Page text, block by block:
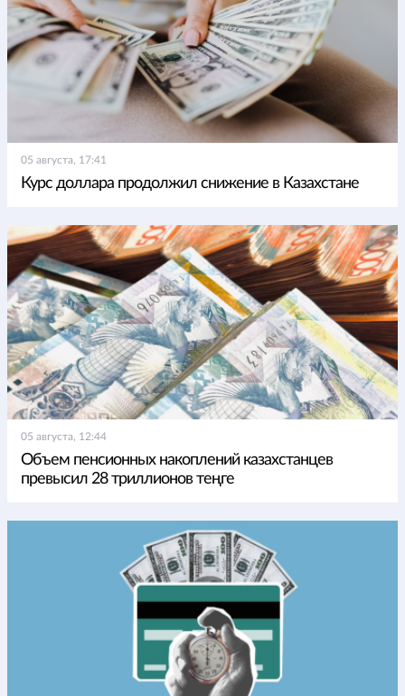
05 августа, 17:41
Курс доллара продолжил снижение в Казахстане
05 августа, 12:44
Объем пенсионных накоплений казахстанцев
превысил 28 триллионов теңге